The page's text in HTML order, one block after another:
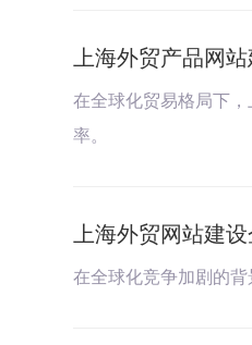
上海外贸产品网
在全球化贸易格局下
率。
上海外贸网站建
在全球化竞争加剧的